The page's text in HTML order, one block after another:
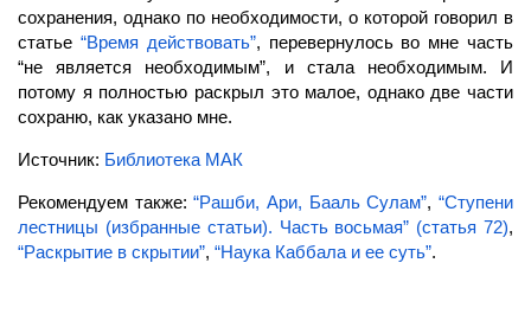
сохранения, однако по необходимости, о которой говорил в
статье “Время действовать”, перевернулось во мне часть
“не является необходимым”, и стала необходимым. И
потому я полностью раскрыл это малое, однако две части
сохраню, как указано мне.
Источник: Библиотека МАК
Рекомендуем также:“Рашби, Ари, Бааль Сулам”,“Ступени
лестницы (избранные статьи). Часть восьмая” (статья 72),
“Раскрытие в скрытии”, “Наука Каббала и ее суть”.